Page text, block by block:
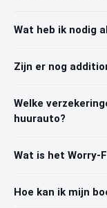
Wat heb ik nodig
Zijn er nog
Welke
huurauto?
Wat is het Worry-
Hoe kan ik mijn